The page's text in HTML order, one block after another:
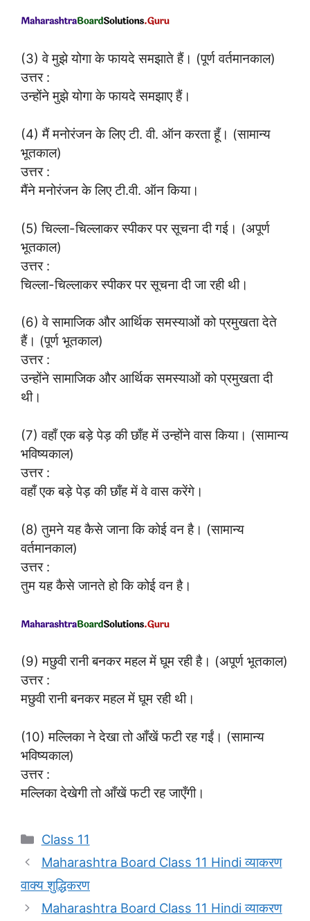
(3) वे मुझे योगा के फायदे समझाते हैं। (पूर्ण वर्तमानकाल)
उत्तर :
उन्होंने मुझे योगा के फायदे समझाए हैं।
(4) मैं मनोरंजन के लिए टी. वी. ऑन करता हूँ। (सामान्य
भूतकाल)
उत्तर :
मैंने मनोरंजन के लिए टी.वी. ऑन किया।
(5) चिल्ला-चिल्लाकर स्पीकर पर सूचना दी गई। (अपूर्ण
भूतकाल)
उत्तर :
चिल्ला-चिल्लाकर स्पीकर पर सूचना दी जा रही थी।
(6) वे सामाजिक और आर्थिक समस्याओं को प्रमुखता देते
हैं। (पूर्ण भूतकाल)
उत्तर :
उन्होंने सामाजिक और आर्थिक समस्याओं को प्रमुखता दी
थी।
(7) वहाँ एक बड़े पेड़ की छाँह में उन्होंने वास किया। (सामान्य
भविष्यकाल)
उत्तर :
वहाँ एक बड़े पेड़ की छाँह में वे वास करेंगे।
(8) तुमने यह कैसे जाना कि कोई वन है। (सामान्य
वर्तमानकाल)
उत्तर :
तुम यह कैसे जानते हो कि कोई वन है।
(9) मछुवी रानी बनकर महल में घूम रही है। (अपूर्ण भूतकाल)
उत्तर :
मछुवी रानी बनकर महल में घूम रही थी।
(10) मल्लिका ने देखा तो आँखें फटी रह गईं। (सामान्य
भविष्यकाल)
उत्तर :
मल्लिका देखेगी तो आँखें फटी रह जाएँगी।
Categories
Class 11
Maharashtra Board Class 11 Hindi व्याकरण
वाक्य शुद्धिकरण
Maharashtra Board Class 11 Hindi व्याकरण